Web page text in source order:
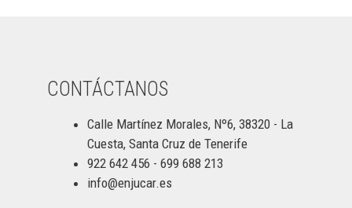
CONTÁCTANOS
Calle Martínez Morales, Nº6, 38320 - La
Cuesta, Santa Cruz de Tenerife
922 642 456 - 699 688 213
info@enjucar.es